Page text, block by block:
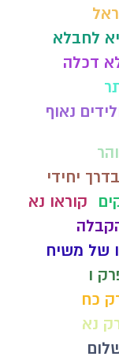
לחבלא
דכלה
נאוף
יחידי
קוראו נא
של משיח
ו
כח
נא